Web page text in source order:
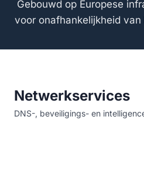
Gebouwd op Europese
voor onafhankelijkheid
Netwerkservices
DNS-, beveiligings- en